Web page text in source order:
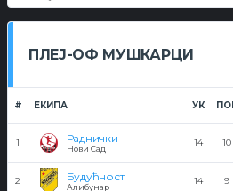
ПЛЕЈ-ОФ МУШКАРЦИ
# ЕКИПА УК
1 Раднички
Нови Сад
14 10
2 Будућност
Алибунар
14 9